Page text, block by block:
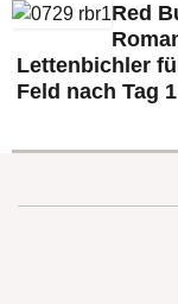
Red
Lettenbichler
Feld nach Tag